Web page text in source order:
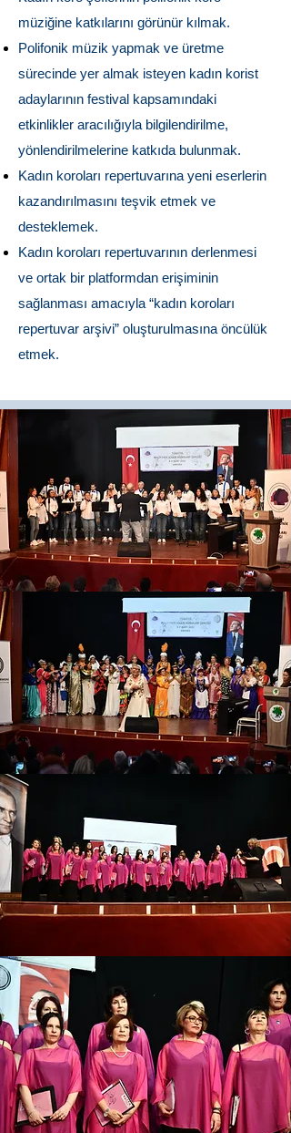
müziğine katkılarını görünür kılmak.
Polifonik müzik yapmak ve üretme
sürecinde yer almak isteyen kadın korist
adaylarının festival kapsamındaki
etkinlikler aracılığıyla bilgilendirilme,
yönlendirilmelerine katkıda bulunmak.
Kadın koroları repertuvarına yeni eserlerin
kazandırılmasını teşvik etmek ve
desteklemek.
Kadın koroları repertuvarının derlenmesi
ve ortak bir platformdan erişiminin
sağlanması amacıyla “kadın koroları
repertuvar arşivi” oluşturulmasına öncülük
etmek.